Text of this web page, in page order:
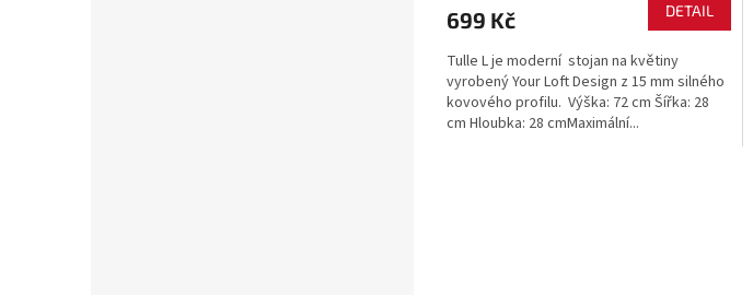
699 Kč DETAIL
Tulle L je moderní stojan na květiny
vyrobený Your Loft Design z 15 mm silného
kovového profilu. Výška: 72 cm Šířka: 28
cm Hloubka: 28 cmMaximální...